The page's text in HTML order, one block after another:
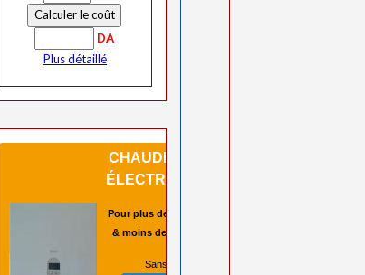
DA
Plus détaillé
CHAUDIÈRES
ÉLECTRIQUES
Pour plus de sécurité
& moins de pannes
Sans CO2 ➡️